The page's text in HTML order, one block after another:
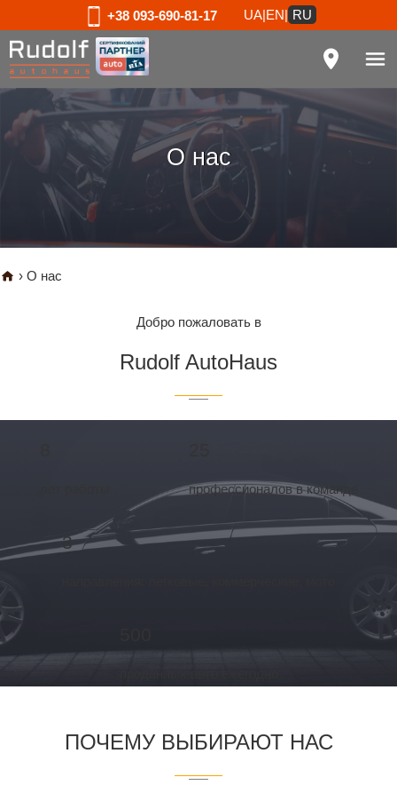
+38 093-690-81-17 UA|EN| RU
О нас
› О нас
Добро пожаловать в
Rudolf AutoHaus
профессионалов в команде
3
ПОЧЕМУ ВЫБИРАЮТ НАС